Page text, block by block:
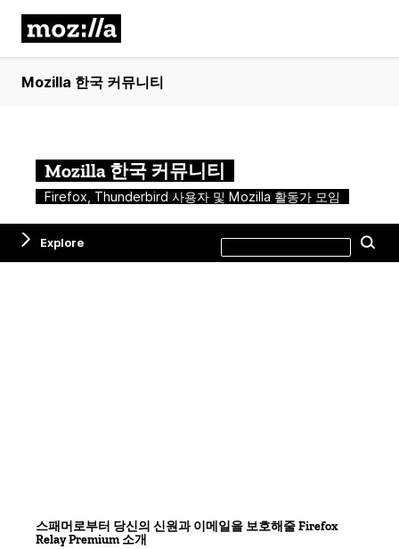
Mozilla 한국 커뮤니티
Mozilla 한국 커뮤니티
Firefox, Thunderbird 사용자 및 Mozilla 활동가 모임
Explore
this
site
스패머로부터 당신의 신원과 이메일을 보호해줄 Firefox
Relay Premium 소개